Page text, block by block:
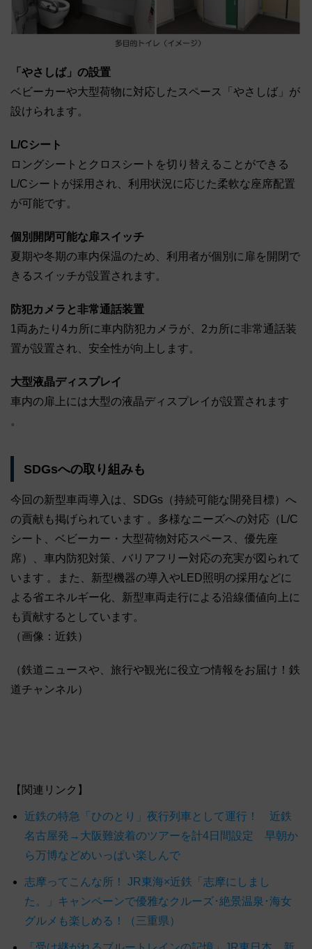
「やさしば」の設置
ベビーカーや大型荷物に対応したスペース「やさしば」が
設けられます。
L/Cシート
ロングシートとクロスシートを切り替えることができる
L/Cシートが採用され、利用状況に応じた柔軟な座席配置
が可能です。
個別開閉可能な扉スイッチ
夏期や冬期の車内保温のため、利用者が個別に扉を開閉で
きるスイッチが設置されます。
防犯カメラと非常通話装置
1両あたり4カ所に車内防犯カメラが、2カ所に非常通話装
置が設置され、安全性が向上します。
大型液晶ディスプレイ
車内の扉上には大型の液晶ディスプレイが設置されます
。
SDGsへの取り組みも
今回の新型車両導入は、SDGs（持続可能な開発目標）へ
の貢献も掲げられています 。多様なニーズへの対応（L/C
シート、ベビーカー・大型荷物対応スペース、優先座
席）、車内防犯対策、バリアフリー対応の充実が図られて
います 。また、新型機器の導入やLED照明の採用などに
よる省エネルギー化、新型車両走行による沿線価値向上に
も貢献するとしています。
（画像：近鉄）
（鉄道ニュースや、旅行や観光に役立つ情報をお届け！鉄
道チャンネル）
【関連リンク】
近鉄の特急「ひのとり」夜行列車として運行！ 近鉄
名古屋発→大阪難波着のツアーを計4日間設定 早朝か
ら万博などめいっぱい楽しんで
志摩ってこんな所！ JR東海×近鉄「志摩にしまし
た。」キャンペーンで優雅なクルーズ･絶景温泉･海女
グルメも楽しめる！（三重県）